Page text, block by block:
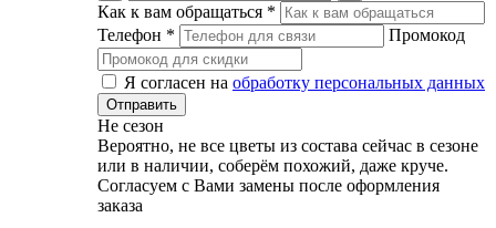
Как к вам обращаться *
Телефон * Промокод
Я согласен на обработку персональных данных
Не сезон
Вероятно, не все цветы из состава сейчас в сезоне
или в наличии, соберём похожий, даже круче.
Согласуем с Вами замены после оформления
заказа